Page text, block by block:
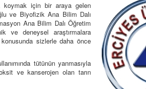
koymak için bir araya gelen
ve Biyofizik Ana Bilim Dalı
Ana Bilim Dalı Öğretim
ve deneysel araştırmalara
sizlerle daha önce
tütünün yanmasıyla
ve kanserojen olan tarın